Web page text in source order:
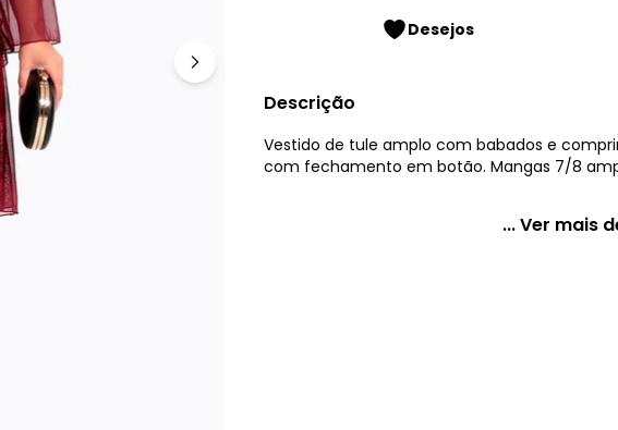
Desejos
Descrição
Vestido de tule amplo com babados e
com fechamento em botão. Mangas 7/8
... Ver mais